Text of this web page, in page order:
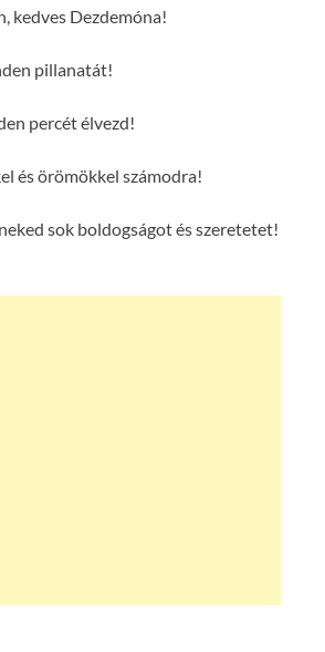
kedves Dezdemóna!
pillanatát!
percét élvezd!
és örömökkel számodra!
sok boldogságot és szeretetet!